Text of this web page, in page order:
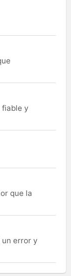
fiable y
que la
un error y